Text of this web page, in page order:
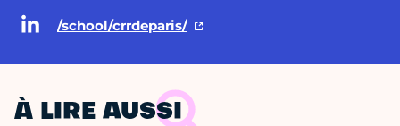
/school/crrdeparis/
À LIRE AUSSI